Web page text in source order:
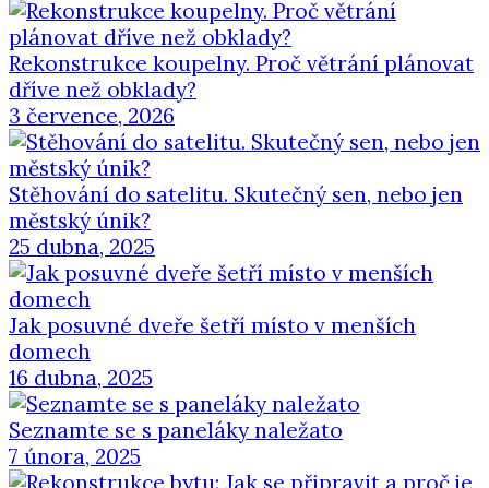
Rekonstrukce koupelny. Proč větrání plánovat
dříve než obklady?
3 července, 2026
Stěhování do satelitu. Skutečný sen, nebo jen
městský únik?
25 dubna, 2025
Jak posuvné dveře šetří místo v menších
domech
16 dubna, 2025
Seznamte se s paneláky naležato
7 února, 2025